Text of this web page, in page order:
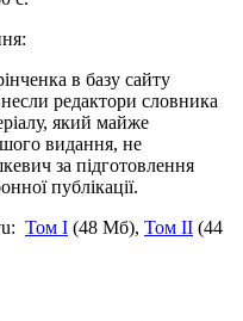
в базу сайту
редактори словника
який майже
видання, не
за підготовлення
публікації.
Том I (48 Мб), Том II (44